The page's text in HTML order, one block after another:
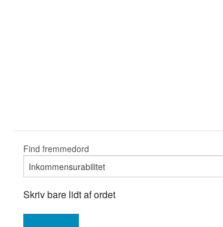
Fremmedsprog
Engelsk-Dansk ordbog
Fransk-Dansk ordbog
Find fremmedord
Skriv bare lidt af ordet